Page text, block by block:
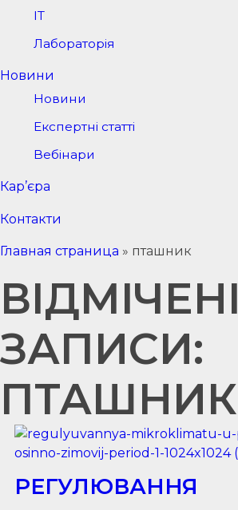
IT
Лабораторія
Новини
Новини
Експертні статті
Вебінари
Кар’єра
Контакти
Главная страница » пташник
ВІДМІЧЕНІ
ЗАПИСИ:
ПТАШНИК
РЕГУЛЮВАННЯ